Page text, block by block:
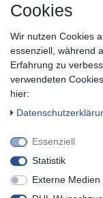
Sie keine Neuigkeit
Zum Newsletter
SOCIAL
Cookies
Wir nutzen Cookies
essenziell, während
Erfahrung zu
verwendeten
hier:
Essenziell
Statistik
Externe Medien